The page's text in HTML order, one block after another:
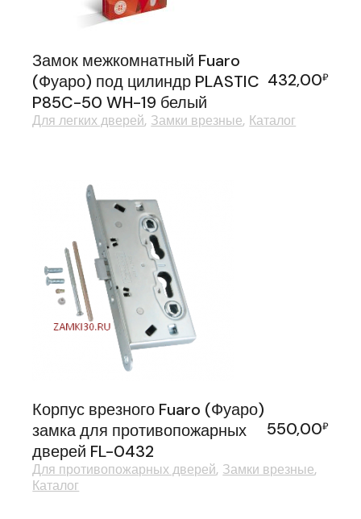
Замок межкомнатный Fuaro
(Фуаро) под цилиндр PLASTIC
P85C-50 WH-19 белый
432,00₽
Для легких дверей Замки врезные Каталог
Корпус врезного Fuaro (Фуаро)
замка для противопожарных
дверей FL-0432
550,00₽
Для противопожарных дверей Замки врезные
Каталог